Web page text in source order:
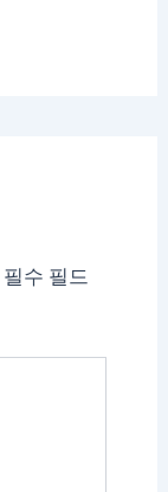
필수 필드